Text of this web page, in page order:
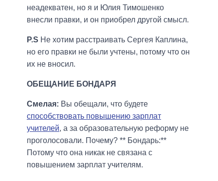
неадекватен, но я и Юлия Тимошенко
внесли правки, и он приобрел другой смысл.
P.S Не хотим расстраивать Сергея Каплина,
но его правки не были учтены, потому что он
их не вносил.
ОБЕЩАНИЕ БОНДАРЯ
Смелая: Вы обещали, что будете
способствовать повышению зарплат
учителей, а за образовательную реформу не
проголосовали. Почему? ** Бондарь:**
Потому что она никак не связана с
повышением зарплат учителям.